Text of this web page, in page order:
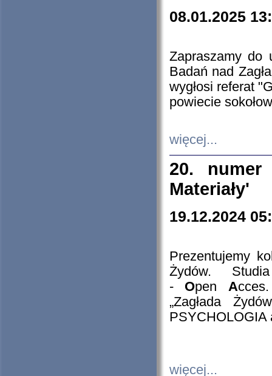
08.01.2025
Zapraszamy do
Badań nad
wygłosi referat
powiecie
więcej...
20. numer
Materiały'
19.12.2024
Prezentujemy
Żydów.
- Open A
„Zagłada
PSYCHOLOGIA
więcej...